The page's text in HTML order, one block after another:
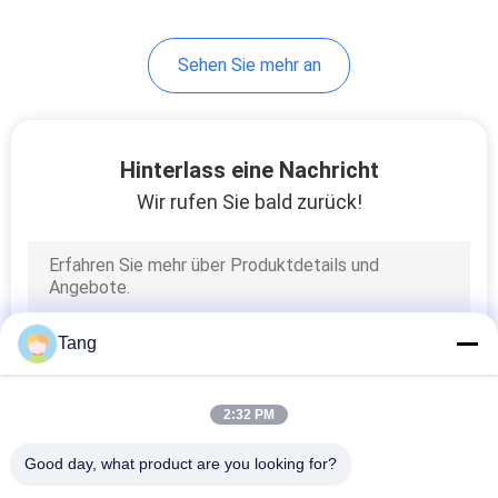
Sehen Sie mehr an
Hinterlass eine Nachricht
Wir rufen Sie bald zurück!
Tang
2:32 PM
Good day, what product are you looking for?